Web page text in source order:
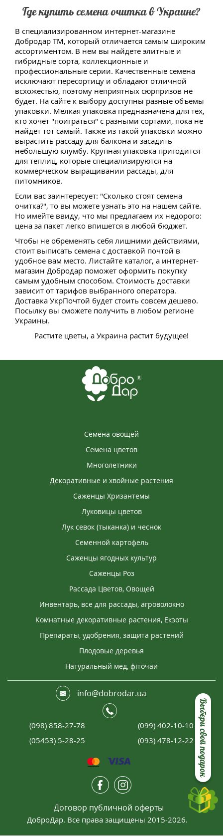
Выбери свой подарок
Где купить семена очитка в Украине?
В специализированном интернет-магазине
Добродар ТМ, который отличается самым широким
ассортиментом. В нем вы найдете элитные и
гибридные сорта, коллекционные и
профессиональные серии. Качественные семена
исключают пересортицу и обладают отличной
всхожестью, поэтому неприятных сюрпризов не
будет. На сайте к выбору доступны разные объемы
упаковки. Мелкая упаковка предназначена для тех,
кто хочет "поиграться" с разными сортами, пока не
найдет тот самый. Также из такой упаковки можно
вырастить рассаду для балкона и засадить
небольшую клумбу. Крупная упаковка пригодится
для теплиц, которые специализируются на
коммерческом выращивании рассады, для
питомников.
Если вас заинтересует: "Сколько стоят семена
очитка?", то вы можете узнать это на нашем сайте.
Но имейте ввиду, что мы предлагаем их недорого:
цена за пакет легко впишется в любой бюджет.
Чтобы не обременять себя лишними действиями,
стоит выписать семена с доставкой почтой в
удобное вам место. Листайте каталог, а интернет-
магазин Добродар поможет оформить покупку
самым удобным способом. Стоимость доставки
зависит от тарифов выбранного оператора.
Доставка УкрПочтой будет стоить совсем дешево.
Посылку вы сможете получить в любом регионе
Украины.
Растите цветы, а Украина растит будущее!
Семена овощей
Семена цветов
Многолетники
Декоративные и хвойные растения
Саженцы Хризантемы
Луковицы цветов
Лук севок (тыканка) и чеснок
Семенной картофель
Саженцы ягодных культур
Саженцы Роз
Рассада Цветов, Овощей
Инвентарь, все для рассады, агроволокно
Комнатные декоративные растения, Екзоты
Препараты, удобрения, защита растений
Плодовые деревья
Натуральный мед, фіточаи
info@dobrodar.ua
(098) 858-27-78
(099) 402-10-10
(05453) 5-28-25
(093) 478-12-22
Договор публичной оферты
ДоброДар. Все права защищены 2015-2026.